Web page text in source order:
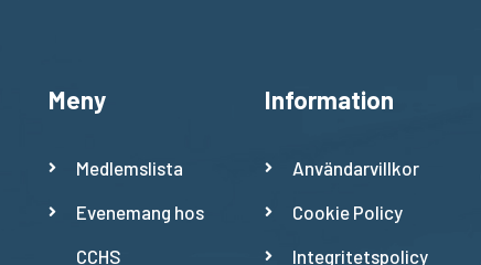
Meny
Medlemslista
Evenemang hos
CCHS
Information
Användarvillkor
Cookie Policy
Integritetspolicy